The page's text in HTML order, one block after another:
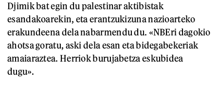
Djimik bat egin du palestinar aktibistak
esandakoarekin, eta erantzukizuna nazioarteko
erakundeena dela nabarmendu du. «NBEri dagokio
ahotsa goratu, aski dela esan eta bidegabekeriak
amaiaraztea. Herriok burujabetza eskubidea
dugu».